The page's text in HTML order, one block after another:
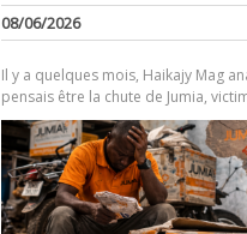
08/06/2026
Il y a quelques mois, Haikajy Mag
pensais être la chute de Jumia,